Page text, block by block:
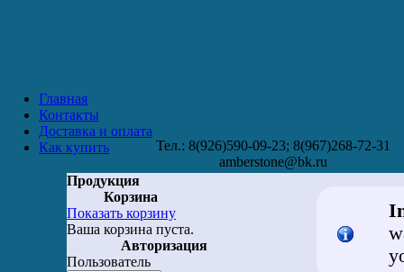
Главная
Контакты
Доставка и оплата
Как купить
Тел.: 8(926)590-09-23; 8(967)268-72-31
amberstone@bk.ru
Продукция
Корзина
Показать корзину
Ваша корзина пуста.
Авторизация
Пользователь